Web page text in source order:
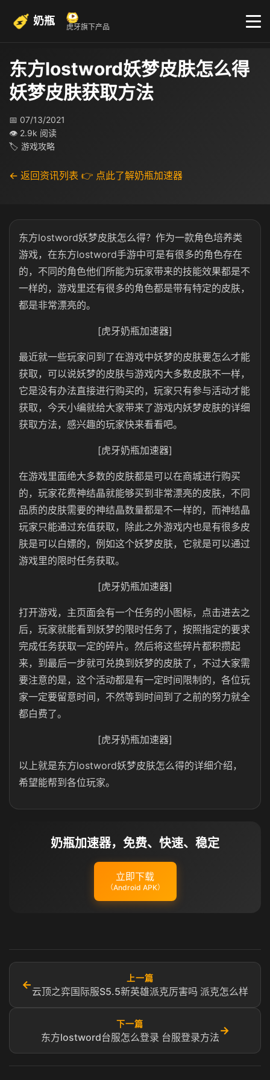
奶瓶 虎牙旗下产品
东方lostword妖梦皮肤怎么得
妖梦皮肤获取方法
📅 07/13/2021
👁 2.9k 阅读
🏷 游戏攻略
← 返回资讯列表 👉 点此了解奶瓶加速器
东方lostword妖梦皮肤怎么得？作为一款角色培养类
游戏，在东方lostword手游中可是有很多的角色存在
的，不同的角色他们所能为玩家带来的技能效果都是不
一样的，游戏里还有很多的角色都是带有特定的皮肤，
都是非常漂亮的。
[虎牙奶瓶加速器]
最近就一些玩家问到了在游戏中妖梦的皮肤要怎么才能
获取，可以说妖梦的皮肤与游戏内大多数皮肤不一样，
它是没有办法直接进行购买的，玩家只有参与活动才能
获取，今天小编就给大家带来了游戏内妖梦皮肤的详细
获取方法，感兴趣的玩家快来看看吧。
[虎牙奶瓶加速器]
在游戏里面绝大多数的皮肤都是可以在商城进行购买
的，玩家花费神结晶就能够买到非常漂亮的皮肤，不同
品质的皮肤需要的神结晶数量都是不一样的，而神结晶
玩家只能通过充值获取，除此之外游戏内也是有很多皮
肤是可以白嫖的，例如这个妖梦皮肤，它就是可以通过
游戏里的限时任务获取。
[虎牙奶瓶加速器]
打开游戏，主页面会有一个任务的小图标，点击进去之
后，玩家就能看到妖梦的限时任务了，按照指定的要求
完成任务获取一定的碎片。然后将这些碎片都积攒起
来，到最后一步就可兑换到妖梦的皮肤了，不过大家需
要注意的是，这个活动都是有一定时间限制的，各位玩
家一定要留意时间，不然等到时间到了之前的努力就全
都白费了。
[虎牙奶瓶加速器]
以上就是东方lostword妖梦皮肤怎么得的详细介绍，
希望能帮到各位玩家。
奶瓶加速器，免费、快速、稳定
立即下载
（Android APK）
←
上一篇
云顶之弈国际服S5.5新英雄派克厉害吗 派克怎么样
下一篇
东方lostword台服怎么登录 台服登录方法
→